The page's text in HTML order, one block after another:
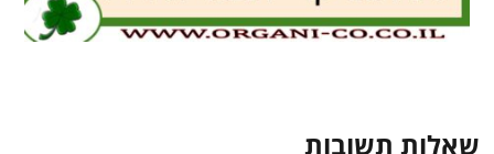
שאלות תשובות